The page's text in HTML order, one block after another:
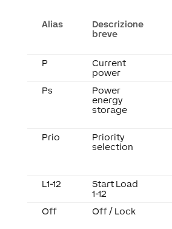
Alias
Descrizione
breve
P
Current
power
Ps
Power
energy
storage
Prio
Priority
selection
L1-12
Start Load
1-12
Off Off / Lock